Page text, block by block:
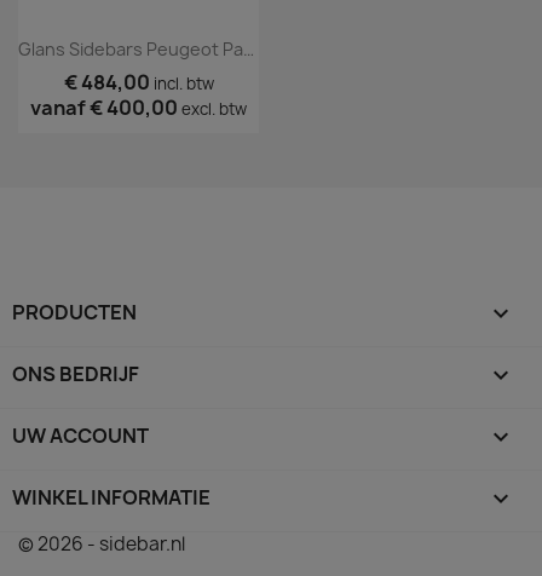
€ 484,00 incl. btw
vanaf€ 400,00 excl. btw
PRODUCTEN 
ONS BEDRIJF 
UW ACCOUNT 
WINKEL INFORMATIE keyboard_arrow_down
© 2026 - sidebar.nl